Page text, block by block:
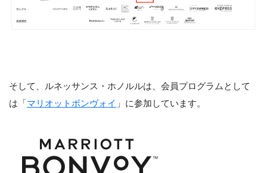
そして、ルネッサンス・ホノルルは、会員プログラムとして
は「マリオットボンヴォイ 」に参加しています。